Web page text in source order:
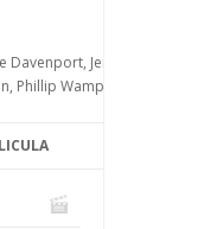
en
como
a tener
Davenport, Jerry Ferrara,
Phillip Wampler, Ric Reitz,